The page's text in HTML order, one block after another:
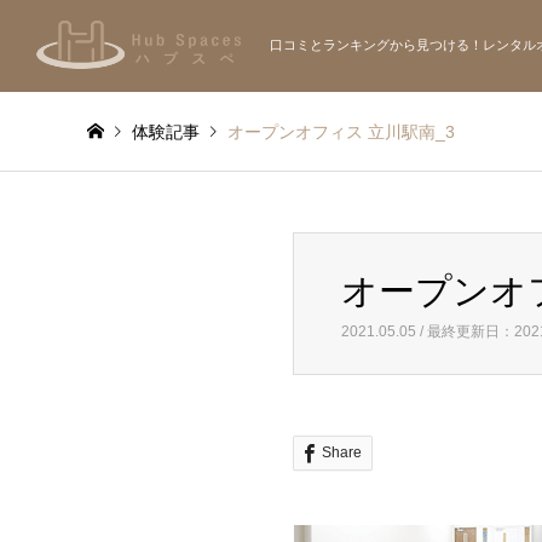
口コミとランキングから見つける！レンタル
体験記事 オープンオフィス 立川駅南_3
オープンオ
2021.05.05 / 最終更新日：
Share